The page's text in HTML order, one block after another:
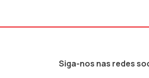
Siga-nos nas redes